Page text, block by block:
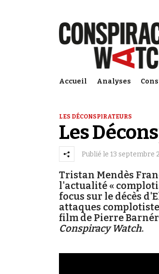
Accueil Analyses
LES DÉCONSPIRATEURS
Les
Publié le 13 septembre
Tristan Mendès
l'actualité «
focus sur le décès
attaques
film de Pierre
Conspiracy Watch.